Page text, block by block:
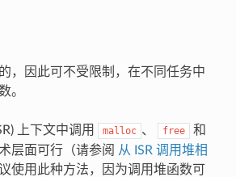
，因此可不受限制，在不同任务中
。
上下文中调用 malloc 、 free
和
层面可行（请参阅 从 ISR 调用堆相
使用此种方法，因为调用堆函数可